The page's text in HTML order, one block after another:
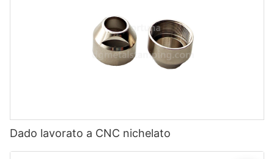
Dado lavorato a CNC nichelato